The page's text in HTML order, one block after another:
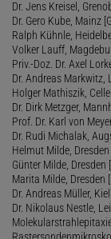
Dr. Jens Kreisel,
Dr. Gero Kube, Mainz
Ralph Kühnle,
Volker Lauff,
Priv.-Doz. Dr. Axel
Dr. Andreas Markwitz,
Holger Mathiszik,
Dr. Dirk Metzger,
Prof. Dr. Karl von
Dr. Rudi Michalak,
Helmut Milde,
Günter Milde, Dresden
Marita Milde, Dresden
Dr. Andreas Müller,
Dr. Nikolaus Nestle,